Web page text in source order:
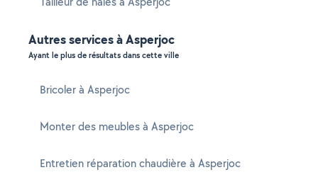
Autres services à Asperjoc
Ayant le plus de résultats dans cette ville
Bricoler à Asperjoc
Monter des meubles à Asperjoc
Entretien réparation chaudière à Asperjoc